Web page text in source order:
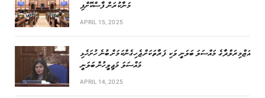
މަނާކުރަން ފާސްކޮށްފި
APRIL 15, 2025
އަޒްމިރަލްދާގެ މައްސަލަ ބަލަނީ ވަކި ފަރާތަކަށް ޖެހިގެންކަމަށް ބުނެ ހުށަހެޅި
މައްސަލަ މަޖިލީހުން ބަލަނީ
APRIL 14, 2025